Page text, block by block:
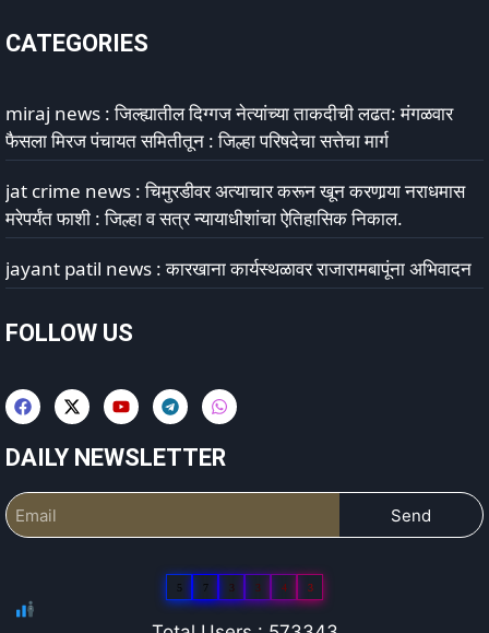
CATEGORIES
miraj news : जिल्ह्यातील दिग्गज नेत्यांच्या ताकदीची लढत: मंगळवार
फैसला मिरज पंचायत समितीतून : जिल्हा परिषदेचा सत्तेचा मार्ग
jat crime news : चिमुरडीवर अत्याचार करून खून करणार्‍या नराधमास
मरेपर्यंत फाशी : जिल्हा व सत्र न्यायाधीशांचा ऐतिहासिक निकाल.
jayant patil news : कारखाना कार्यस्थळावर राजारामबापूंना अभिवादन
FOLLOW US
DAILY NEWSLETTER
Send
5 7 3 3 4 3